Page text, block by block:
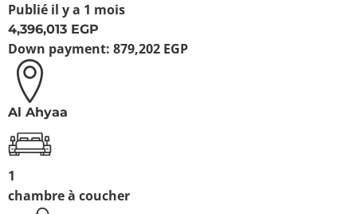
Publié il y a 1 mois
4,396,013 EGP
Down payment: 879,202 EGP
Al Ahyaa
1
chambre à coucher